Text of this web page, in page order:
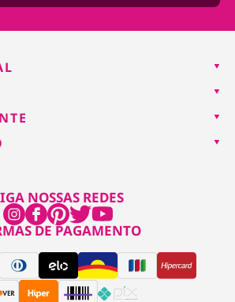
NOSSAS REDES
DE PAGAMENTO